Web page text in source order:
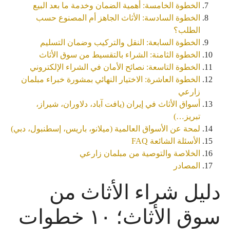
الخطوة الخامسة: أهمية الضمان وخدمة ما بعد البيع
الخطوة السادسة: الأثاث الجاهز أم المصنوع حسب
الطلب؟
الخطوة السابعة: النقل والتركيب وضمان التسليم
الخطوة الثامنة: الشراء بالتقسيط من سوق الأثاث
الخطوة التاسعة: نصائح الأمان في الشراء الإلكتروني
الخطوة العاشرة: الاختيار النهائي بمشورة خبراء مبلمان
زارعي
أسواق الأثاث في إيران (يافت آباد، دلاوران، شيراز،
تبريز…)
لمحة عن الأسواق العالمية (ميلانو، باريس، إسطنبول، دبي)
الأسئلة الشائعة FAQ
الخلاصة والتوصية من مبلمان زارعي
المصادر
دليل شراء الأثاث من
سوق الأثاث؛ ١٠ خطوات